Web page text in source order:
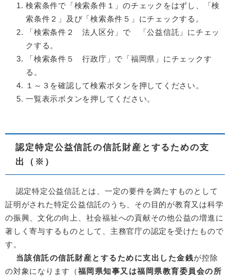
検索条件で「検索条件１」のチェックをはずし、「検
索条件２」及び「検索条件５」にチェックする。
「検索条件２ 法人区分」で 「公益信託」にチェッ
クする。
「検索条件５ 行政庁」で「福岡県」にチェックす
る。
１～３を確認して検索ボタンを押してください。
一覧表示ボタンを押してください。
認定特定公益信託の信託財産とするための支
出（※）
認定特定公益信託とは、一定の要件を満たすものとして
証明がされた特定公益信託のうち、その目的が教育又は科学
の振興、文化の向上、社会福祉への貢献その他公益の増進に
著しく寄与するものとして、主務官庁の認定を受けたもので
す。
当該信託の信託財産とするために支出した金銭が控除
の対象になります（福岡県知事又は福岡県教育委員会の所